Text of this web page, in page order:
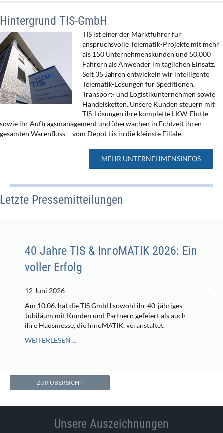
Hintergrund TIS-GmbH
TIS ist einer der Marktführer für
anspruchsvolle Telematik-Projekte mit mehr
als 150 Unternehmenskunden und 50.000
Fahrern als Anwender im täglichen Einsatz.
Seit 35 Jahren entwickeln wir intelligente
Telematik-Lösungen für Speditionen,
Transport- und Logistikunternehmen sowie
Handelsketten. Unsere Kunden steuern mit
TIS-Lösungen ihre komplette LKW-Flotte
sowie ihr Auftragsmanagement und überwachen in Echtzeit ihren
gesamten Warenfluss – vom Depot bis in die kleinste Filiale.
MEHR UNTERNEHMENSINFOS
Letzte Pressemitteilungen
40 Jahre TIS & InnoMATIK 2026: Ein
voller Erfolg
12 Juni 2026
Am 10.06. hat die TIS GmbH sowohl ihr 40-jähriges
Jubiläum mit Kunden und Partnern gefeiert als auch
ihre Hausmesse, die InnoMATIK, veranstaltet.
WEITERLESEN ...
ZUR ÜBERSICHT
Unsere Auszeichnungen